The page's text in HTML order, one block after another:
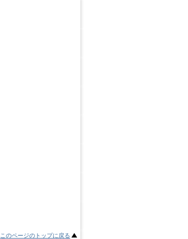
このページのトップに戻る